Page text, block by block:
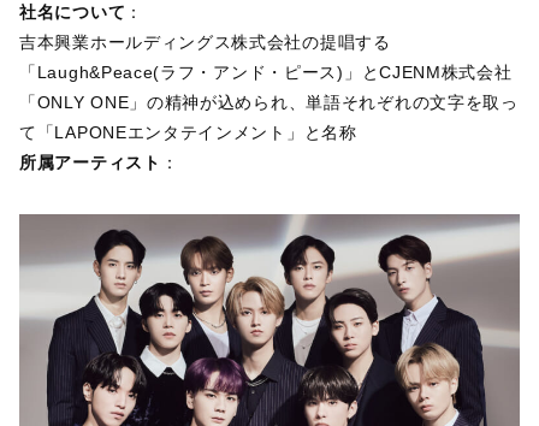
社名について ：
吉本興業ホールディングス株式会社の提唱する
「Laugh&Peace(ラフ・アンド・ピース)」とCJENM株式会社
「ONLY ONE」の精神が込められ、単語それぞれの文字を取っ
て「LAPONEエンタテインメント」と名称
所属アーティスト ：